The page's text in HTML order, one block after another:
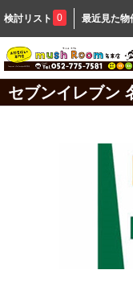
検討リスト 0 最近見た物
セブンイレブン